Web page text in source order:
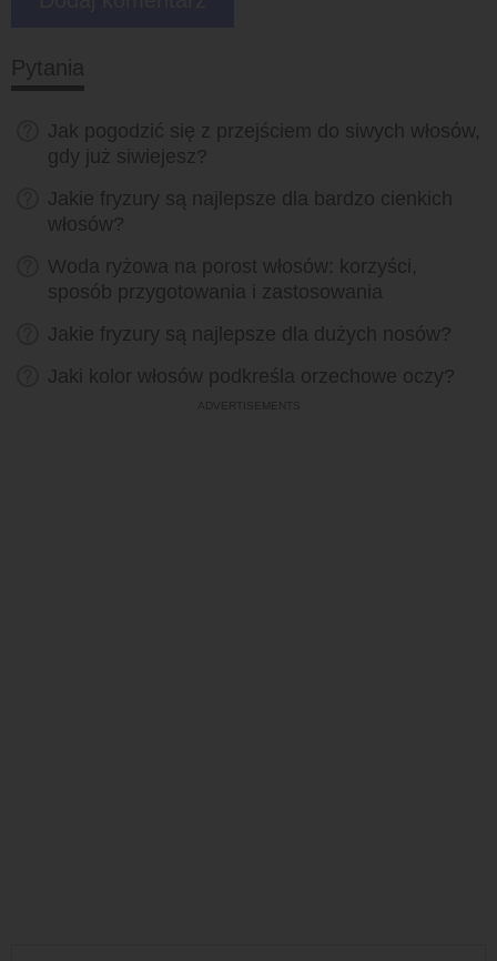
Pytania
Jak pogodzić się z przejściem do siwych włosów,
gdy już siwiejesz?
Jakie fryzury są najlepsze dla bardzo cienkich
włosów?
Woda ryżowa na porost włosów: korzyści,
sposób przygotowania i zastosowania
Jakie fryzury są najlepsze dla dużych nosów?
Jaki kolor włosów podkreśla orzechowe oczy?